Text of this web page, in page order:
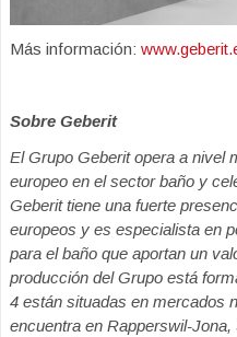
Más información:
Sobre Geberit
El Grupo Geberit opera a nivel
europeo en el sector baño y
Geberit tiene una fuerte
europeos y es especialista en
para el baño que aportan un
producción del Grupo está
4 están situadas en mercados
encuentra en Rapperswil-